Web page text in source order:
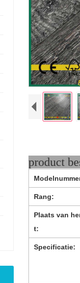
Rang:
Plaats van
t:
Specificatie: